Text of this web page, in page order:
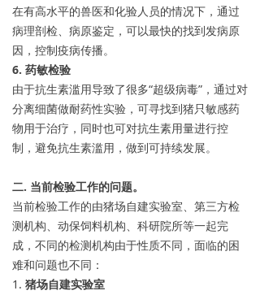
在有高水平的兽医和化验人员的情况下，通过
病理剖检、病原鉴定，可以最快的找到发病原
因，控制疫病传播。
6. 药敏检验
由于抗生素滥用导致了很多“超级病毒”，通过对
分离细菌做耐药性实验，可寻找到猪只敏感药
物用于治疗，同时也可对抗生素用量进行控
制，避免抗生素滥用，做到可持续发展。
二. 当前检验工作的问题。
当前检验工作的由猪场自建实验室、第三方检
测机构、动保饲料机构、科研院所等一起完
成，不同的检测机构由于性质不同，面临的困
难和问题也不同：
1. 猪场自建实验室